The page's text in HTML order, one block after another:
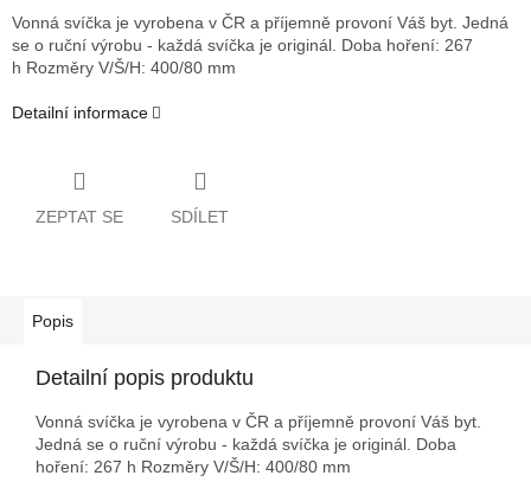
Vonná svíčka je vyrobena v ČR a příjemně provoní Váš byt. Jedná
se o ruční výrobu - každá svíčka je originál. Doba hoření: 267
h Rozměry V/Š/H: 400/80 mm
Detailní informace
ZEPTAT SE SDÍLET
Popis
Detailní popis produktu
Vonná svíčka je vyrobena v ČR a příjemně provoní Váš byt.
Jedná se o ruční výrobu - každá svíčka je originál. Doba
hoření: 267 h Rozměry V/Š/H: 400/80 mm